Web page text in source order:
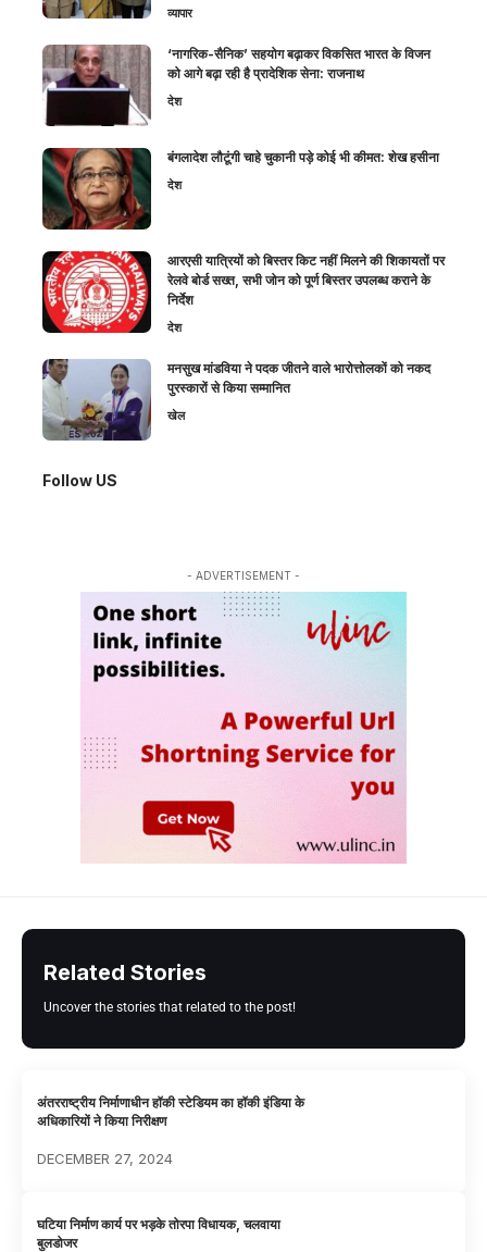
व्यापार
‘नागरिक-सैनिक’ सहयोग बढ़ाकर विकसित भारत के विजन
को आगे बढ़ा रही है प्रादेशिक सेना: राजनाथ
देश
बंगलादेश लौटूंगी चाहे चुकानी पड़े कोई भी कीमत: शेख हसीना
देश
आरएसी यात्रियों को बिस्तर किट नहीं मिलने की शिकायतों पर
रेलवे बोर्ड सख्त, सभी जोन को पूर्ण बिस्तर उपलब्ध कराने के
निर्देश
देश
मनसुख मांडविया ने पदक जीतने वाले भारोत्तोलकों को नकद
पुरस्कारों से किया सम्मानित
खेल
Follow US
- ADVERTISEMENT -
Related Stories
Uncover the stories that related to the post!
अंतरराष्ट्रीय निर्माणाधीन हॉकी स्टेडियम का हॉकी इंडिया के
अधिकारियों ने किया निरीक्षण
DECEMBER 27, 2024
घटिया निर्माण कार्य पर भड़के तोरपा विधायक, चलवाया
बुलडोजर